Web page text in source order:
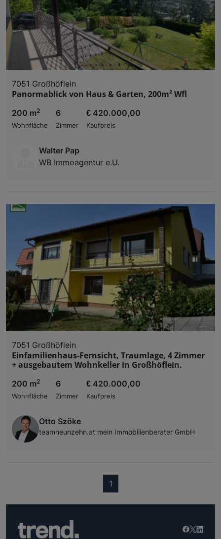
7051 Großhöflein
Panormablick von Haus & Garten, 200m² Wfl
200 m2
Wohnfläche
6
Zimmer
€ 420.000,00
Kaufpreis
Walter Pap
WB Immoagentur e.U.
7051 Großhöflein
Einfamilienhaus-Fernsicht, Traumlage, 4 Zimmer
+ ausgebautem Wohnkeller in Großhöflein.
200 m2
Wohnfläche
6
Zimmer
€ 420.000,00
Kaufpreis
Otto Szöke
teamneunzehn.at mein Immobilienberater GmbH
1(current)